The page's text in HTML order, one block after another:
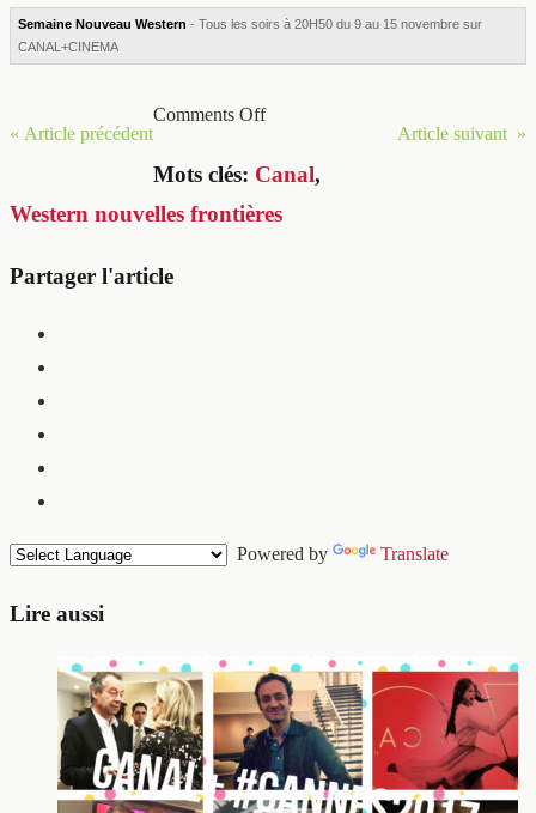
Semaine Nouveau Western - Tous les soirs à 20H50 du 9 au 15 novembre sur
CANAL+CINEMA
« Article précédent Article suivant »
Comments Off
Mots clés: Canal,
Western nouvelles frontières
Partager l'article
Powered by Translate
Lire aussi